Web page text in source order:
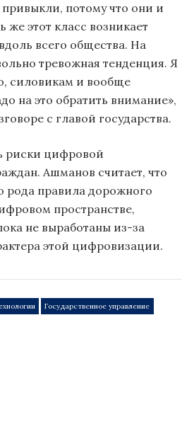
потому что они и
же этот класс возникает
всего общества. На
тревожная тенденция. Я
силовикам и вообще
на это обратить внимание»,
с главой государства.
риски цифровой
Ашманов считает, что
рода правила дорожного
пространстве,
не выработаны из-за
этой цифровизации.
Государственное управление